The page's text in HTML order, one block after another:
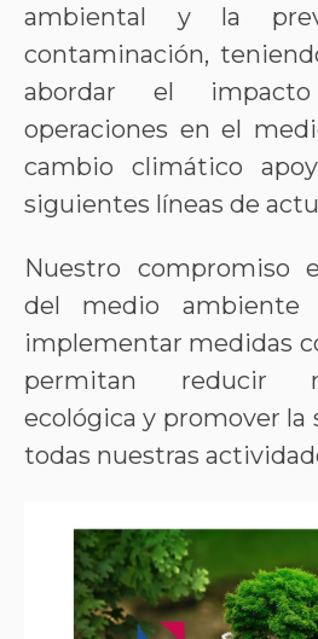
ambiental y la
contaminación,
abordar el
operaciones en el
cambio climático
siguientes líneas de
Nuestro compromiso
del medio ambiente
implementar medidas
permitan reducir
ecológica y promover
todas nuestras